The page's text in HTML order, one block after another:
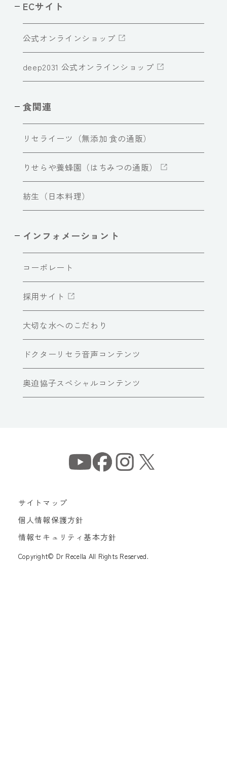
ECサイト
公式オンラインショップ
deep2031 公式オンラインショップ
食関連
リセライーツ（無添加 食の通販）
りせらや養蜂園（はちみつの通販）
紡生（日本料理）
インフォメーショント
コーポレート
採用サイト
大切な水へのこだわり
ドクターリセラ音声コンテンツ
奥迫協子スペシャルコンテンツ
サイトマップ
個人情報保護方針
情報セキュリティ基本方針
Copyright© Dr Recella All Rights Reserved.